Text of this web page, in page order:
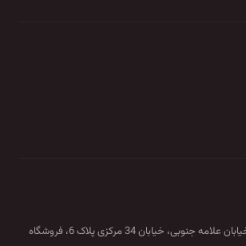
تهران، سعادت آباد، خیابان علامه جنوبی، خیابان 34 مرکزی پلاک 6، فروشگاه